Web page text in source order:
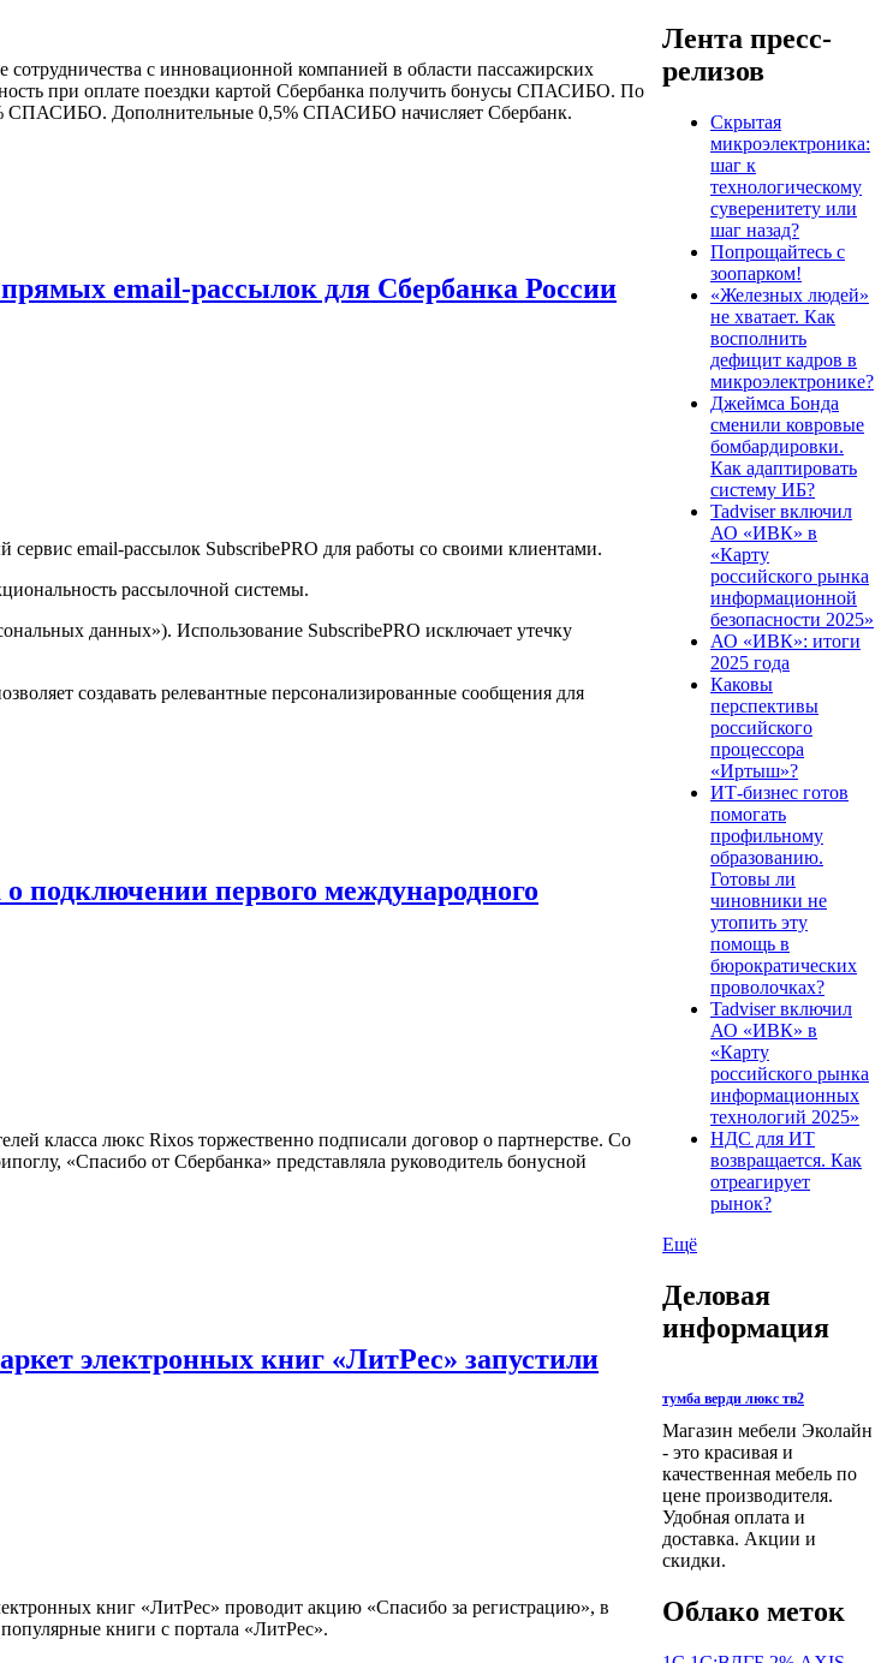
сотрудничества с инновационной компанией в области пассажирских
при оплате поездки картой Сбербанка получить бонусы СПАСИБО. По
СПАСИБО. Дополнительные 0,5% СПАСИБО начисляет Сбербанк.
email-рассылок для Сбербанка России
email-рассылок SubscribePRO для работы со своими клиентами.
рассылочной системы.
данных»). Использование SubscribePRO исключает утечку
создавать релевантные персонализированные сообщения для
подключении первого международного
класса люкс Rixos торжественно подписали договор о партнерстве. Со
«Спасибо от Сбербанка» представляла руководитель бонусной
электронных книг «ЛитРес» запустили
книг «ЛитРес» проводит акцию «Спасибо за регистрацию», в
книги с портала «ЛитРес».
Лента пресс-
релизов
Скрытая
микроэлектроника:
шаг к
технологическому
суверенитету или
шаг назад?
Попрощайтесь с
зоопарком!
«Железных людей»
не хватает. Как
восполнить
дефицит кадров в
микроэлектронике?
Джеймса Бонда
сменили ковровые
бомбардировки.
Как адаптировать
систему ИБ?
Tadviser включил
АО «ИВК» в
«Карту
российского рынка
информационной
безопасности 2025»
АО «ИВК»: итоги
2025 года
Каковы
перспективы
российского
процессора
«Иртыш»?
ИТ-бизнес готов
помогать
профильному
образованию.
Готовы ли
чиновники не
утопить эту
помощь в
бюрократических
проволочках?
Tadviser включил
АО «ИВК» в
«Карту
российского рынка
информационных
технологий 2025»
НДС для ИТ
возвращается. Как
отреагирует
рынок?
Ещё
Деловая
информация
тумба верди люкс тв2
Магазин мебели Эколайн
- это красивая и
качественная мебель по
цене производителя.
Удобная оплата и
доставка. Акции и
скидки.
Облако меток